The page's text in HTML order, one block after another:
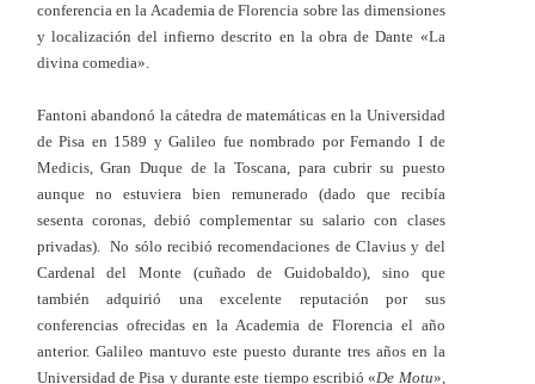
conferencia en la Academia de Florencia sobre las dimensiones
y localización del infierno descrito en la obra de Dante «La
divina comedia».
Fantoni abandonó la cátedra de matemáticas en la Universidad
de Pisa en 1589 y Galileo fue nombrado por Fernando I de
Medicis, Gran Duque de la Toscana, para cubrir su puesto
aunque no estuviera bien remunerado (dado que recibía
sesenta coronas, debió complementar su salario con clases
privadas). No sólo recibió recomendaciones de Clavius y del
Cardenal del Monte (cuñado de Guidobaldo), sino que
también adquirió una excelente reputación por sus
conferencias ofrecidas en la Academia de Florencia el año
anterior. Galileo mantuvo este puesto durante tres años en la
Universidad de Pisa y durante este tiempo escribió «De Motu»,